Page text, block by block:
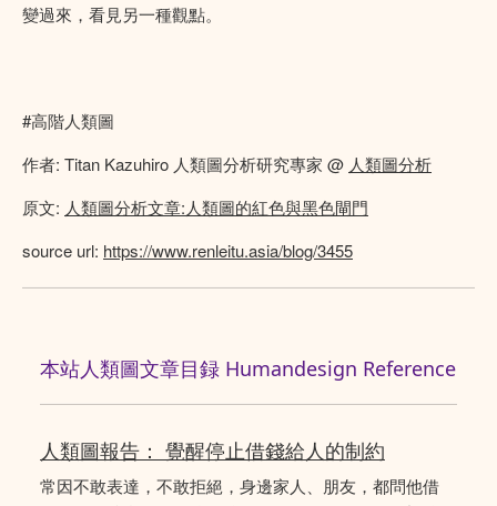
變過來，看見另一種觀點。
#高階人類圖
作者: Titan Kazuhiro 人類圖分析研究專家 @ 人類圖分析
原文: 人類圖分析文章:人類圖的紅色與黑色閘門
source url: https://www.renleitu.asia/blog/3455
本站人類圖文章目録 Humandesign Reference
人類圖報告： 覺醒停止借錢給人的制約
常因不敢表達，不敢拒絕，身邊家人、朋友，都問他借